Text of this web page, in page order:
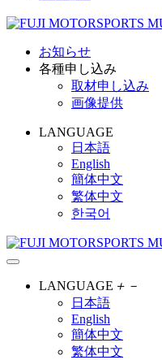
お知らせ
各種申し込み
取材申し込み
画像提供
LANGUAGE
日本語
English
簡体中文
繁体中文
한국어
LANGUAGE ＋ －
日本語
English
簡体中文
繁体中文